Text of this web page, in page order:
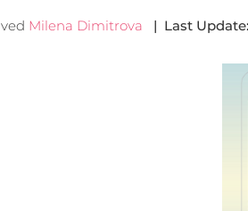
ved Milena Dimitrova | Last Update: